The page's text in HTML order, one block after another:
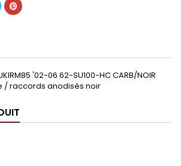
'02-06 62-SU100-HC CARB/NOIR
/ raccords anodisés noir